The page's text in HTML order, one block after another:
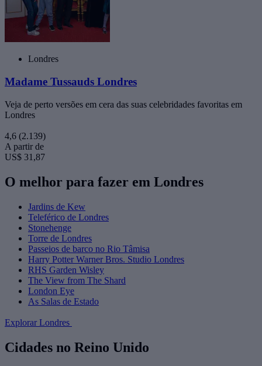
Londres
Madame Tussauds Londres
Veja de perto versões em cera das suas celebridades favoritas em
Londres
4,6 (2.139)
A partir de
US$ 31,87
O melhor para fazer em Londres
Jardins de Kew
Teleférico de Londres
Stonehenge
Torre de Londres
Passeios de barco no Rio Tâmisa
Harry Potter Warner Bros. Studio Londres
RHS Garden Wisley
The View from The Shard
London Eye
As Salas de Estado
Explorar Londres
Cidades no Reino Unido